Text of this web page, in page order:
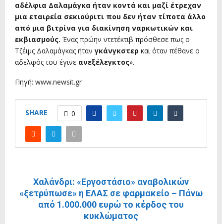
αδέλφια Δαλαμάγκα ήταν κοντά και μαζί έτρεχαν
μια εταιρεία σεκιούριτι που δεν ήταν τίποτα άλλο
από μια βιτρίνα για διακίνηση ναρκωτικών και
εκβιασμούς. Ένας πρώην ντετέκτιβ πρόσθεσε πως ο
Τζέιμς Δαλαμάγκας ήταν γκάνγκστερ και όταν πέθανε ο
αδελφός του έγινε ανεξέλεγκτος».
Πηγή: www.newsit.gr
SHARE 0
Χαλάνδρι: «Εργοστάσιο» αναβολικών
«ξετρύπωσε» η ΕΛΑΣ σε φαρμακείο – Πάνω
από 1.000.000 ευρώ το κέρδος του
κυκλώματος